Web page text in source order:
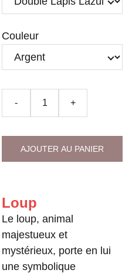
Couleur
- +
AJOUTER AU PANIER
Loup
Le loup, animal
majestueux et
mystérieux, porte en lui
une symbolique